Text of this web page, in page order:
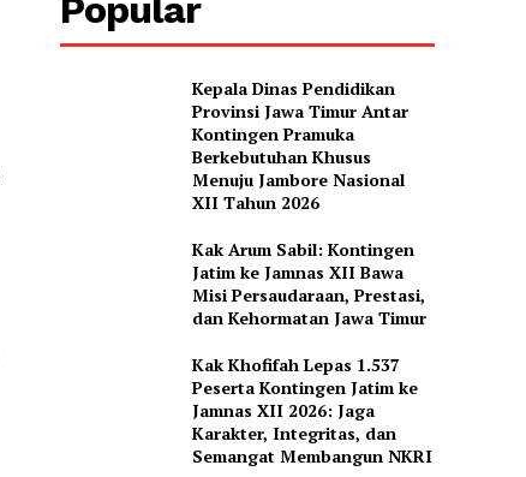
Popular
Kepala Dinas Pendidikan
Provinsi Jawa Timur Antar
Kontingen Pramuka
Berkebutuhan Khusus
Menuju Jambore Nasional
XII Tahun 2026
Kak Arum Sabil: Kontingen
Jatim ke Jamnas XII Bawa
Misi Persaudaraan, Prestasi,
dan Kehormatan Jawa Timur
Kak Khofifah Lepas 1.537
Peserta Kontingen Jatim ke
Jamnas XII 2026: Jaga
Karakter, Integritas, dan
Semangat Membangun NKRI